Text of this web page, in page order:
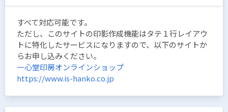
すべて対応可能です。
ただし、このサイトの印影作成機能はタテ１行レイアウ
トに特化したサービスになりますので、以下のサイトか
らお申し込みください。
一心堂印房オンラインショップ
https://www.is-hanko.co.jp